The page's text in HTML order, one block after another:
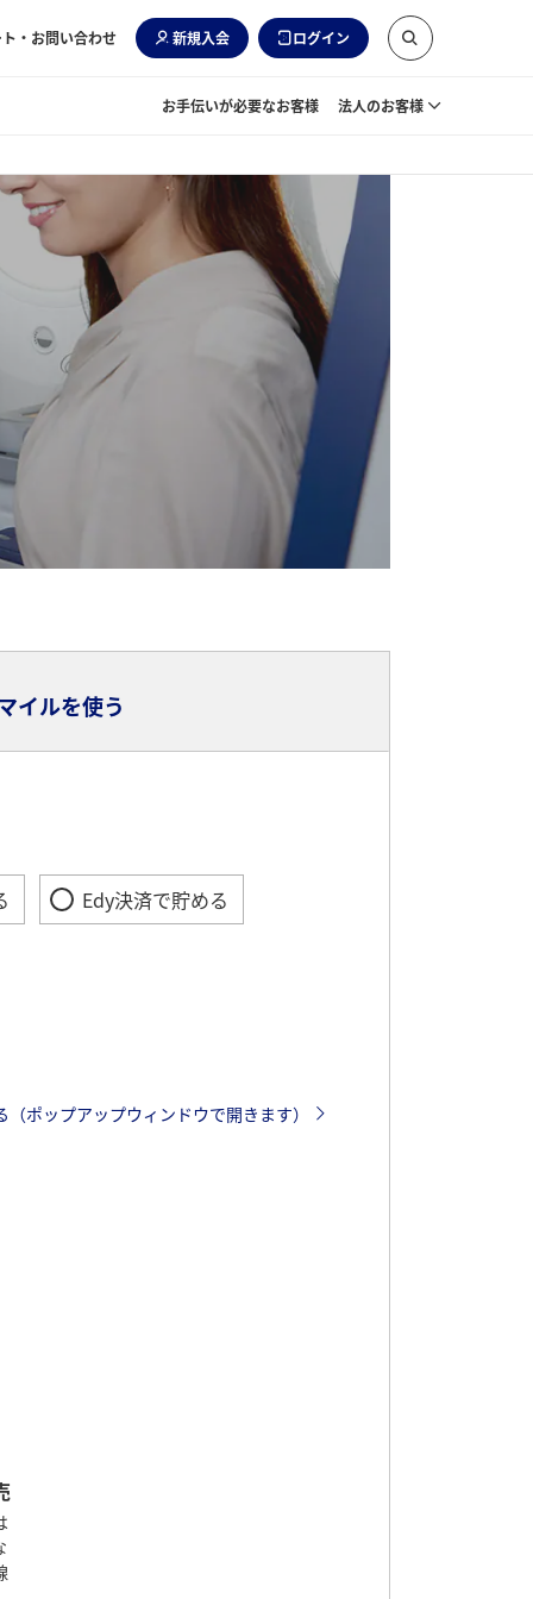
・お問い合わせ 新規入会 ログイン
お手伝いが必要なお客様 法人のお客様
イルを使う
Edy決済で貯める
ポップアップウィンドウで開きます）